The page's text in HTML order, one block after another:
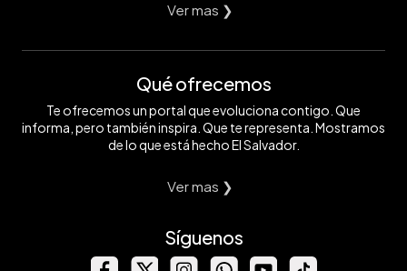
Ver mas ❯
Qué ofrecemos
Te ofrecemos un portal que evoluciona contigo. Que
informa, pero también inspira. Que te representa. Mostramos
de lo que está hecho El Salvador.
Ver mas ❯
Síguenos